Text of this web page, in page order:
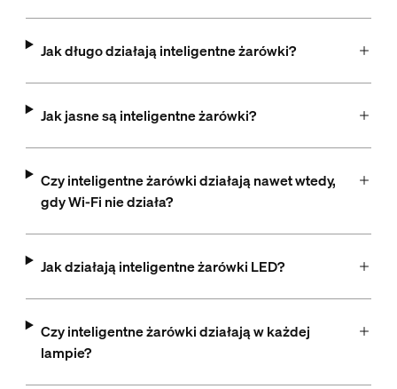
Jak długo działają inteligentne żarówki?
Jak jasne są inteligentne żarówki?
Czy inteligentne żarówki działają nawet wtedy,
gdy Wi-Fi nie działa?
Jak działają inteligentne żarówki LED?
Czy inteligentne żarówki działają w każdej
lampie?